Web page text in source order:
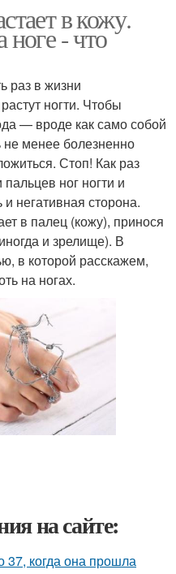
в кожу.
ноге - что
раз в жизни
ногти. Чтобы
— вроде как само собой
менее болезненно
Стоп! Как раз
ног ногти и
негативная сторона.
в палец (кожу), принося
и зрелище). В
в которой расскажем,
на ногах.
на сайте:
37, когда она прошла